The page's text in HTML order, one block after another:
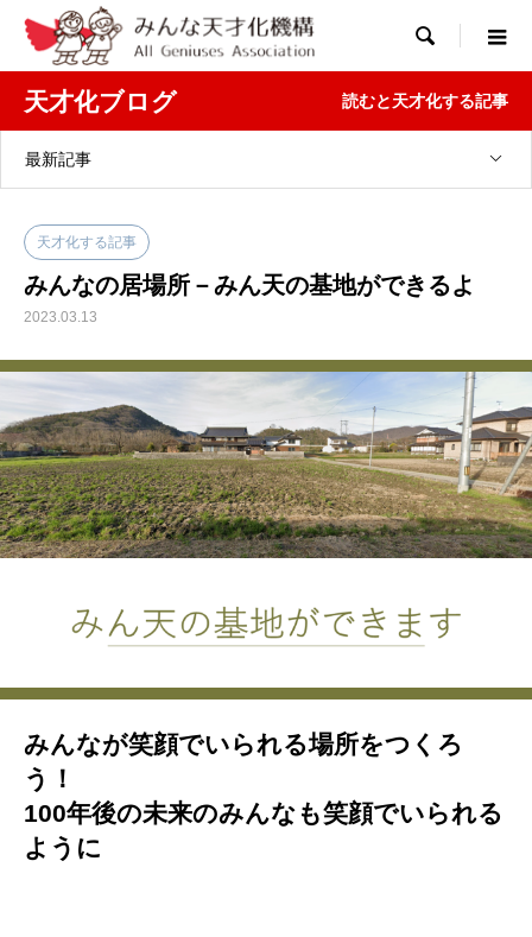

天才化ブログ 読むと天才化する記事
最新記事
天才化する記事
みんなの居場所－みん天の基地ができるよ
2023.03.13
みんなが笑顔でいられる場所をつくろ
う！
100年後の未来のみんなも笑顔でいられる
ように